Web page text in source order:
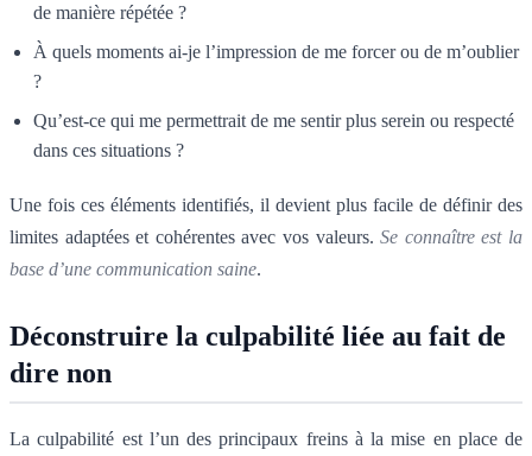
de manière répétée ?
À quels moments ai-je l’impression de me forcer ou de m’oublier
?
Qu’est-ce qui me permettrait de me sentir plus serein ou respecté
dans ces situations ?
Une fois ces éléments identifiés, il devient plus facile de définir des
limites adaptées et cohérentes avec vos valeurs.Se connaître est la
base d’une communication saine.
Déconstruire la culpabilité liée au fait de
dire non
La culpabilité est l’un des principaux freins à la mise en place de